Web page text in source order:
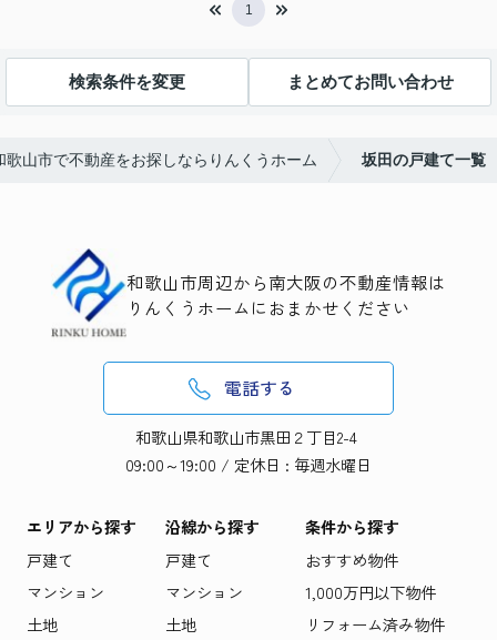
1
検索条件を変更 まとめてお問い合わせ
歌山市で不動産をお探しならりんくうホーム 坂田の戸建て一覧
和歌山市周辺から南大阪の不動産情報は
りんくうホームにおまかせください
電話する
和歌山県和歌山市黒田２丁目2-4
09:00～19:00 / 定休日 : 毎週水曜日
エリアから探す
戸建て
マンション
土地
沿線から探す
戸建て
マンション
土地
条件から探す
おすすめ物件
1,000万円以下物件
リフォーム済み物件